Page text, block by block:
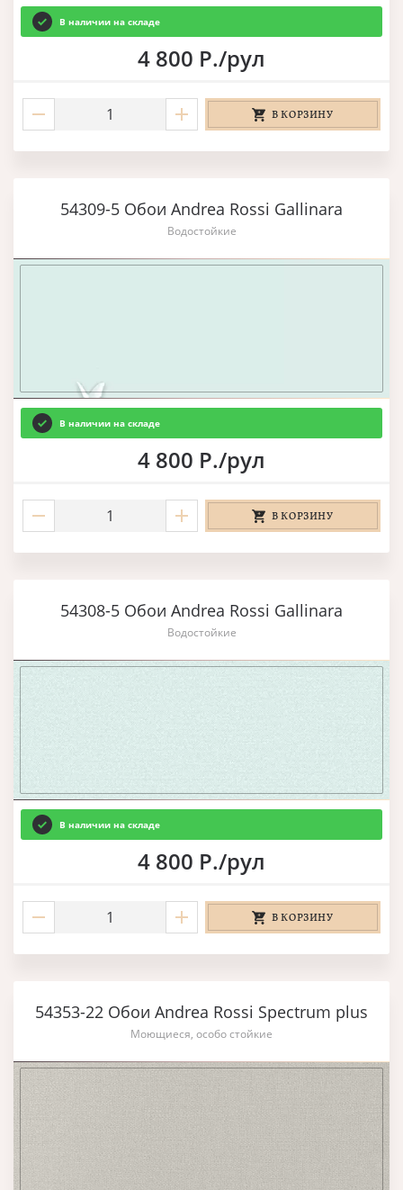
В наличии на складе
4 800 Р./рул
В КОРЗИНУ
54309-5 Обои Andrea Rossi Gallinara
Водостойкие
В наличии на складе
4 800 Р./рул
В КОРЗИНУ
54308-5 Обои Andrea Rossi Gallinara
Водостойкие
В наличии на складе
4 800 Р./рул
В КОРЗИНУ
54353-22 Обои Andrea Rossi Spectrum plus
Моющиеся, особо стойкие